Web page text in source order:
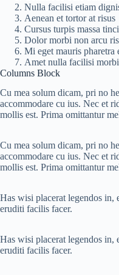
Nulla facilisi etiam
Aenean et tortor at risus
Cursus turpis massa
Dolor morbi non arcu
Mi eget mauris pharetra
Amet nulla facilisi
Columns Block
Cu mea solum dicam, pri no
accommodare cu ius. Nec et
mollis est. Prima omittantur
Cu mea solum dicam, pri no
accommodare cu ius. Nec et
mollis est. Prima omittantur
Has wisi placerat legendos in,
eruditi facilis facer.
Has wisi placerat legendos in,
eruditi facilis facer.